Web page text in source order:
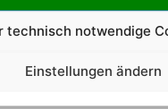
technisch notwendige
Einstellungen ändern
auf
der Seite. Beim